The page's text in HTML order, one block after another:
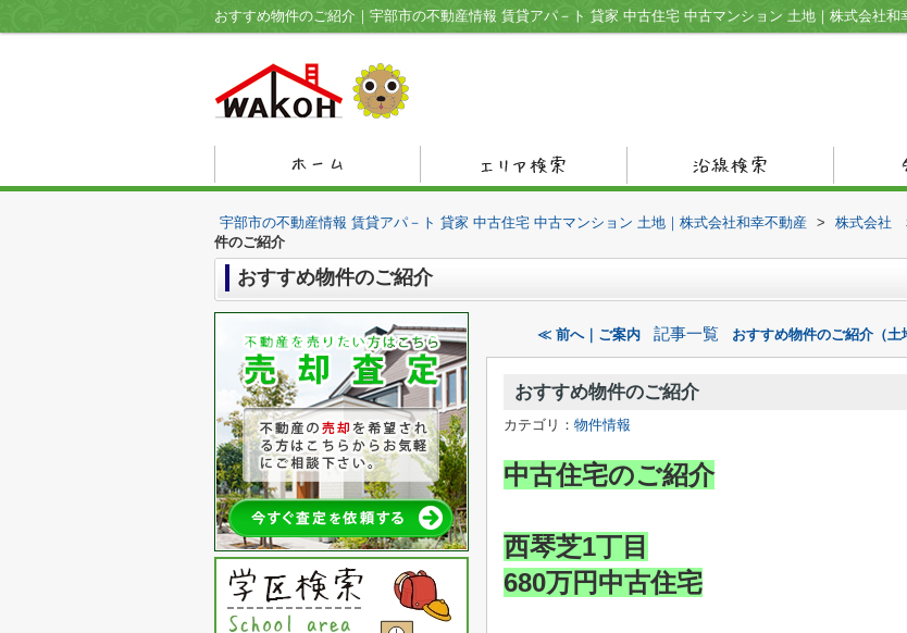
おすすめ物件のご紹介｜宇部市の不動産情報 賃貸アパ－ト 貸家 中古住宅 中古マンション 土地｜株式会社和
宇部市の不動産情報 賃貸アパ－ト 貸家 中古住宅 中古マンション 土地｜株式会社和幸不動産 > 株式会社
件のご紹介
おすすめ物件のご紹介
≪ 前へ｜ご案内 記事一覧 おすすめ物件のご紹介（
おすすめ物件のご紹介
カテゴリ： 物件情報
中古住宅のご紹介
西琴芝1丁目
680万円中古住宅